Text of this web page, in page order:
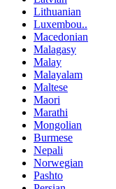
Lithuanian
Luxembou..
Macedonian
Malagasy
Malay
Malayalam
Maltese
Maori
Marathi
Mongolian
Burmese
Nepali
Norwegian
Pashto